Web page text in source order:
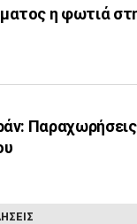
η φωτιά
Παραχωρήσεις